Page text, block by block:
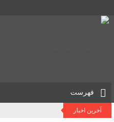
فهرست
آخرین اخبار